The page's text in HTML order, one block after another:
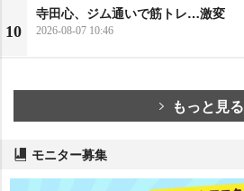
10
寺田心、ジム通いで筋トレ…激変
2026-08-07 10:46
もっと見る
モニター募集